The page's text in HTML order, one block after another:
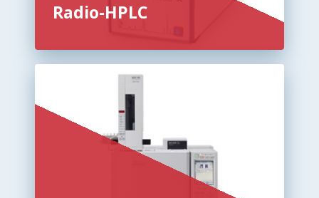
Radio-HPLC